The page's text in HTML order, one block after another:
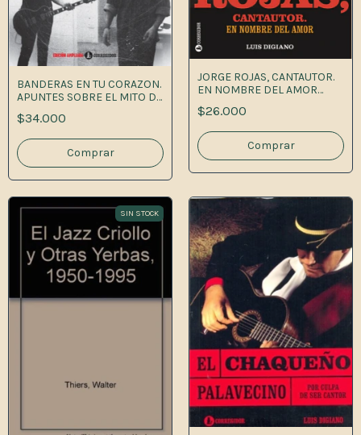
BANDERAS EN TU CORAZON.
APUNTES SOBRE EL MITO DE
L
$34.000
JORGE ROJAS, CANTAUTOR.
EN NOMBRE DEL AMOR
1A.ED
$26.000
SIN STOCK